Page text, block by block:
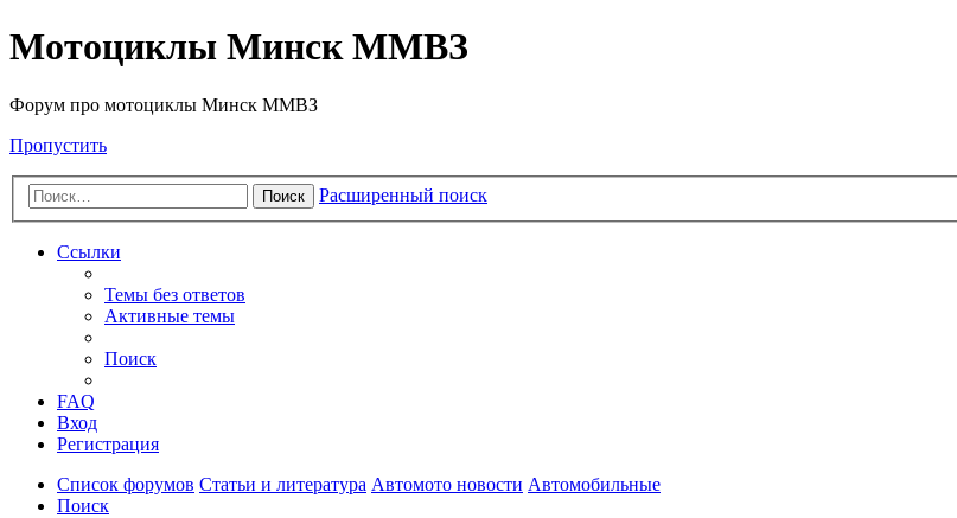
Мотоциклы Минск ММВЗ
Форум про мотоциклы Минск ММВЗ
Пропустить
Поиск Расширенный поиск
Ссылки
Темы без ответов
Активные темы
Поиск
FAQ
Вход
Регистрация
Список форумов Статьи и литература Автомото новости Автомобильные
Поиск